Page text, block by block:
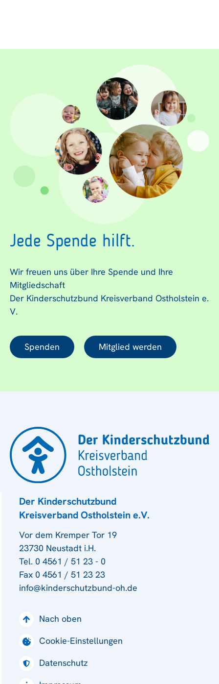
Jede Spende hilft.
Wir freuen uns über Ihre Spende und Ihre
Mitgliedschaft
Der Kinderschutzbund Kreisverband Ostholstein e.
V.
Spenden Mitglied werden
Der Kinderschutzbund
Kreisverband Ostholstein e.V.
Vor dem Kremper Tor 19
23730 Neustadt i.H.
Tel. 0 4561 / 51 23 - 0
Fax 0 4561 / 51 23 23
info@kinderschutzbund-oh.de
Nach oben
Cookie-Einstellungen
Datenschutz